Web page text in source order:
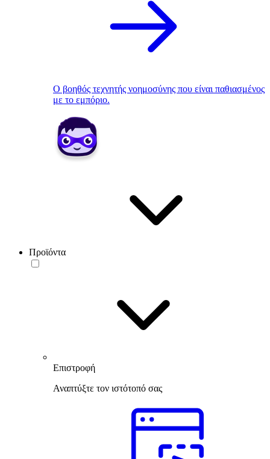
Ο βοηθός τεχνητής νοημοσύνης που είναι παθιασμένος
με το εμπόριο.
Προϊόντα
Επιστροφή
Αναπτύξτε τον ιστότοπό σας